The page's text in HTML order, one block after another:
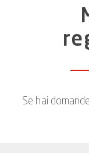
Se hai